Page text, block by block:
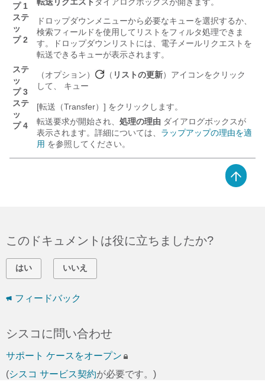
プ 1
ステ
ッ
プ 2
ドロップダウンメニューから必要なキューを選択するか、
検索フィールドを使用してリストをフィルタ処理できま
す。ドロップダウンリストには、電子メールリクエストを
転送できるキューが表示されます。
ステ
ッ
プ 3
（オプション） （ リストの更新）アイコンをクリック
して、
キュー
ステ
ッ
プ 4
[転送（Transfer）] をクリックします。
転送要求が開始され、 処理の理由 ダイアログボックスが
表示されます。詳細については、 ラップアップの理由を適
用 を参照してください。
このドキュメントは役に立ちましたか?
はい いいえ
フィードバック
シスコに問い合わせ
サポート ケースをオープン
(シスコ サービス契約が必要です。)